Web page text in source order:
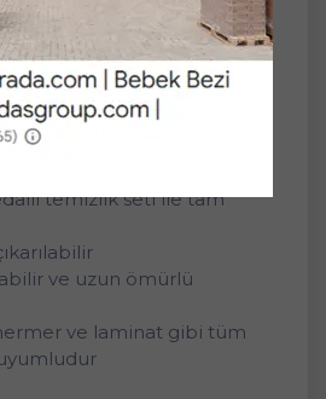
sağlar. Kir, toz ve lekeleri
iz bırakmadan siler.
doku sayesinde yüksek
etkili ve nazik
temizlik seti ile tam
ve uzun ömürlü
ve laminat gibi tüm